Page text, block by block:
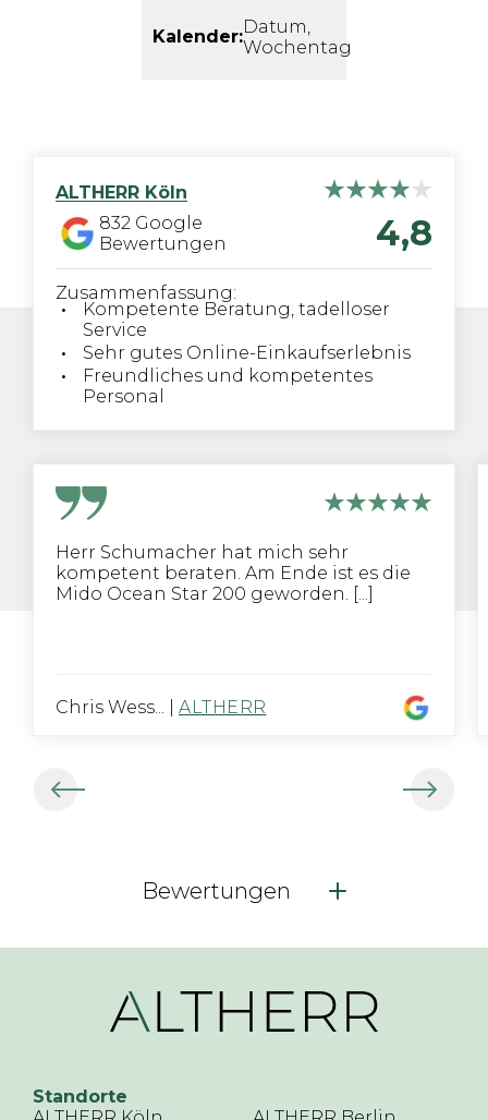
Kalender:Datum,
Wochentag
ALTHERR Köln
832 Google
Bewertungen
4,8
Zusammenfassung:
Kompetente Beratung, tadelloser
Service
Sehr gutes Online-Einkaufserlebnis
Freundliches und kompetentes
Personal
Herr Schumacher hat mich sehr
kompetent beraten. Am Ende ist es die
Mido Ocean Star 200 geworden. [...]
Chris Wess... ALTHERR
Bewertungen
Standorte